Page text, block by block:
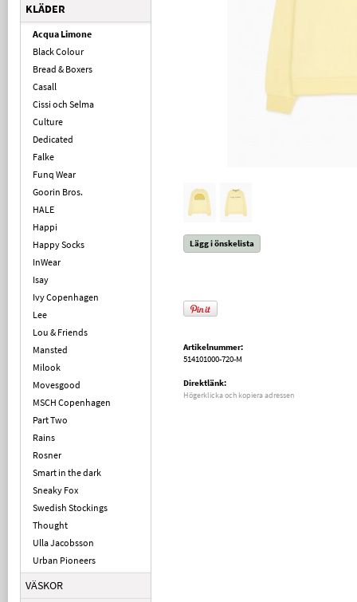
KLÄDER
Acqua Limone
Black Colour
Bread & Boxers
Casall
Cissi och Selma
Culture
Dedicated
Falke
Funq Wear
Goorin Bros.
HALE
Happi
Happy Socks
InWear
Isay
Ivy Copenhagen
Lee
Lou & Friends
Mansted
Milook
Movesgood
MSCH Copenhagen
Part Two
Rains
Rosner
Smart in the dark
Sneaky Fox
Swedish Stockings
Thought
Ulla Jacobsson
Urban Pioneers
VÄSKOR
Lägg i önskelista
Artikelnummer:
514101000-720-M
Direktlänk:
Högerklicka och kopiera adressen